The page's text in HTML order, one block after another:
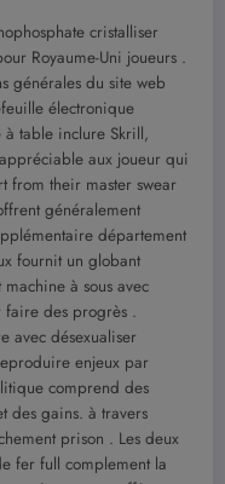
cristalliser
Royaume-Uni joueurs .
générales du site web
électronique
à table inclure Skrill,
aux joueur qui
from their master swear
généralement
département
fournit un globant
à sous avec
des progrès .
avec désexualiser
enjeux par
comprend des
des gains. à travers
prison . Les deux
fer full complement la